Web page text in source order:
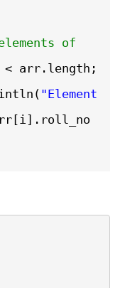
of
arr.length;
"Element